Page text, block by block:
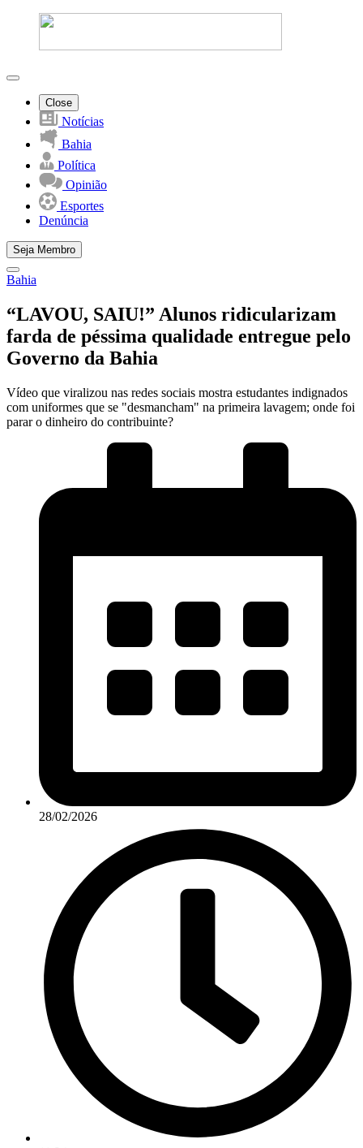
Close
Notícias
Bahia
Política
Opinião
Esportes
Denúncia
Seja Membro
Bahia
“LAVOU, SAIU!” Alunos ridicularizam
farda de péssima qualidade entregue pelo
Governo da Bahia
Vídeo que viralizou nas redes sociais mostra estudantes indignados
com uniformes que se "desmancham" na primeira lavagem; onde foi
parar o dinheiro do contribuinte?
28/02/2026